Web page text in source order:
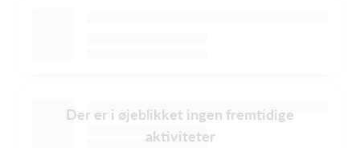
Der er i øjeblikket ingen fremtidige
aktiviteter